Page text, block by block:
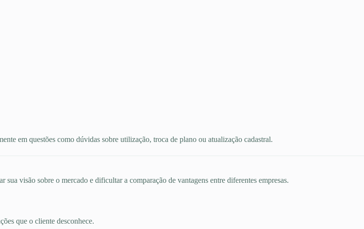
em questões como dúvidas sobre utilização, troca de plano ou atualização cadastral.
visão sobre o mercado e dificultar a comparação de vantagens entre diferentes empresas.
que o cliente desconhece.